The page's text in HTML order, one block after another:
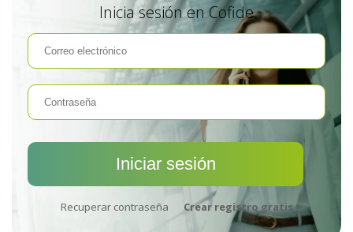
Inicia sesión en Cofide
Recuperar contraseña Crear registro gratis